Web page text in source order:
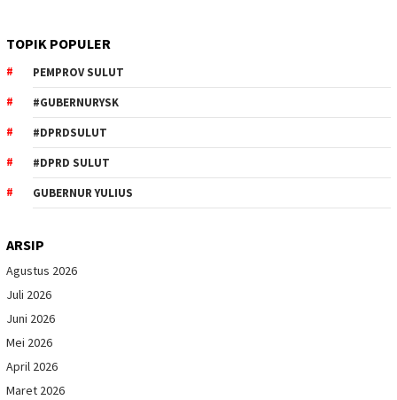
TOPIK POPULER
PEMPROV SULUT
#GUBERNURYSK
#DPRDSULUT
#DPRD SULUT
GUBERNUR YULIUS
ARSIP
Agustus 2026
Juli 2026
Juni 2026
Mei 2026
April 2026
Maret 2026